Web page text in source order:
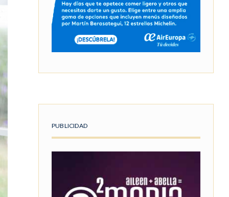
PUBLICIDAD